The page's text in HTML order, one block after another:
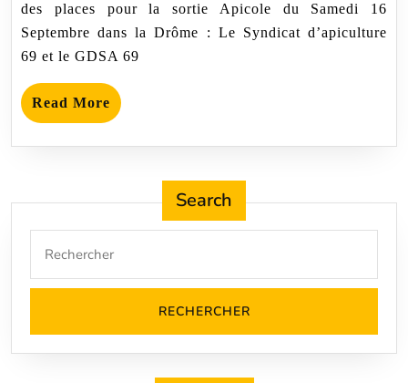
péniche,
de
des places pour la sortie Apicole du Samedi 16
Septembre dans la Drôme : Le Syndicat d’apiculture
69 et le GDSA 69
Read More Read
More
Search
for: